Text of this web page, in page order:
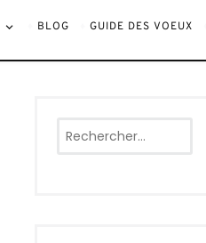
BLOG GUIDE DES VOEUX